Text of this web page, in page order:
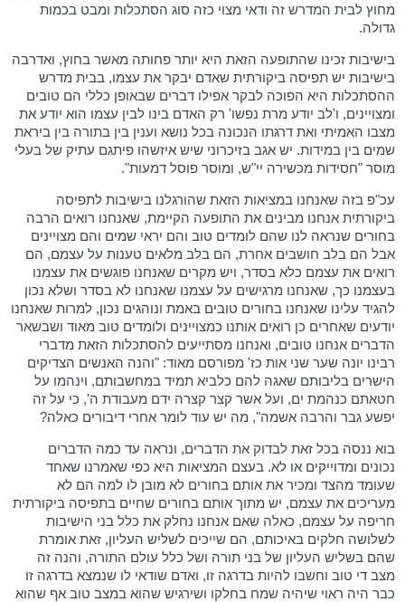
מחוץ לבית המדרש זה ודאי מצוי כזה סוג הסתכלות ומבט בכמות
גדולה.
בישיבות זכינו שהתופעה הזאת היא יותר פחותה מאשר בחוץ, ואדרבה
בישיבות יש תפיסה ביקורתית שאדם יבקר את עצמו, בבית מדרש
ההסתכלות היא הפוכה לבקר אפילו דברים שבאופן כללי הם טובים
ומצויינים, ו'לב יודע מרת נפשו' רק האדם בינו לבין עצמו הוא יודע את
מצבו האמיתי ואת דרגתו הנכונה בכל נושא וענין בין בתורה בין ביראת
שמים בין במידות. יש אגב בזיכרוני שיש איזשהו פיתגם עתיק של בעלי
מוסר "חסידות מכשירה יי"ש, ומוסר פוסל דמעות".
עכ"פ בזה שאנחנו במציאות הזאת שהורגלנו בישיבות לתפיסה
ביקורתית אנחנו מבינים את התופעה הקיימת, שאנחנו רואים הרבה
בחורים שנראה לנו שהם לומדים טוב והם יראי שמים והם מצויינים
אבל הם בלב חושבים אחרת, הם בלב מלאים טענות על עצמם, הם
רואים את עצמם כלא בסדר, ויש מקרים שאנחנו פוגשים את עצמנו
בעצמנו כך, שאנחנו מרגישים על עצמנו שאנחנו לא בסדר ושלא נכון
להגיד עלינו שאנחנו בחורים טובים באמת ונוהגים נכון, למרות שאנחנו
יודעים שאחרים כן רואים אותנו כמצויינים ולומדים טוב מאוד ושבשאר
הדברים אנחנו טובים, ואנחנו מסתייעים להסתכלות הזאת מדברי
רבינו יונה שער שני אות כז' מפורסם מאוד: "והנה האנשים הצדיקים
הישרים בליבותם שאגה להם כלביא תמיד במחשבותם, וינהמו על
חטאתם כנהמת ים, ועל אשר קצר קצרה ידם מעבודת ה', כי על זה
יפשע גבר והרבה אשמה", מה יש עוד לומר אחרי דיבורים כאלה?
בוא ננסה בכל זאת לבדוק את הדברים, ונראה עד כמה הדברים
נכונים ומדוייקים או לא. בעצם המציאות היא כפי שאמרנו שאחד
שעומד מהצד ומכיר את אותם בחורים לא מובן לו למה הם לא
מעריכים את עצמם, יש מתוך אותם בחורים שחיים בתפיסה ביקורתית
חריפה על עצמם, כאלה שאם אנחנו נחלק את כלל בני הישיבות
לשלושה חלקים באיכותם, הם שייכים לשליש העליון, זאת אומרת
שהם בשליש העליון של בני תורה ושל כלל עולם התורה, והנה זה
מצב די טוב וחשבו להיות בדרגה זו, ואדם שודאי לו שנמצא בדרגה זו
כבר היה ראוי שיהיה שמח בחלקו ושירגיש שהוא במצב טוב אף שהוא